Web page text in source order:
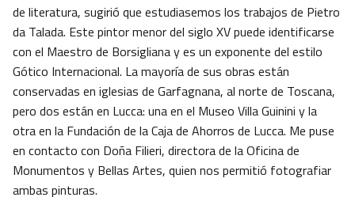
de literatura, sugirió que estudiasemos los trabajos de Pietro
da Talada. Este pintor menor del siglo XV puede identificarse
con el Maestro de Borsigliana y es un exponente del estilo
Gótico Internacional. La mayoría de sus obras están
conservadas en iglesias de Garfagnana, al norte de Toscana,
pero dos están en Lucca: una en el Museo Villa Guinini y la
otra en la Fundación de la Caja de Ahorros de Lucca. Me puse
en contacto con Doña Filieri, directora de la Oficina de
Monumentos y Bellas Artes, quien nos permitió fotografiar
ambas pinturas.